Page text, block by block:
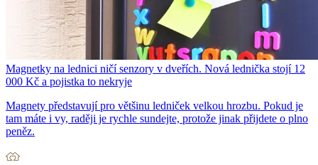
Magnetky na lednici ničí senzory v dveřích. Nová lednička stojí 12
000 Kč a pojistka to nekryje
Magnety představují pro většinu ledniček velkou hrozbu. Pokud je
tam máte i vy, raději je rychle sundejte, protože jinak přijdete o plno
peněz.